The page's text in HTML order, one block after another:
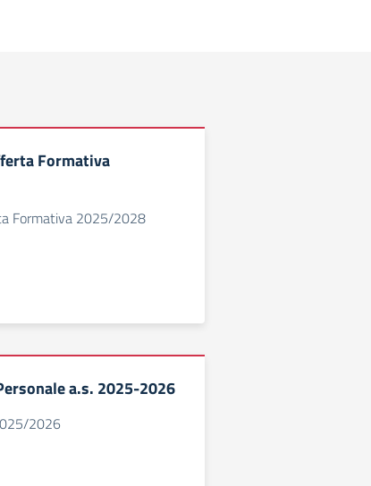
Formativa
Formativa 2025/2028
a.s. 2025-2026
2026